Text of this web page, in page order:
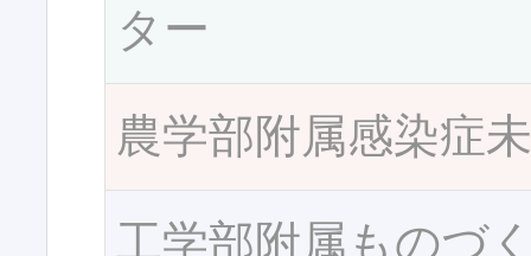
ター
農学部附属感染症
工学部附属ものづ